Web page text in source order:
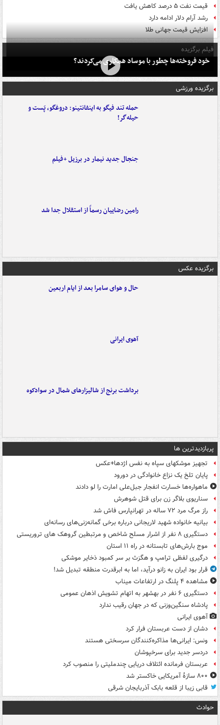
قیمت نفت ۵ درصد کاهش یافت
رشد آرام دلار ادامه دارد
افزایش قیمت جهانی طلا
فیلم برگزیده
خود فروخته‌ها چطور با موساد همکاری می‌کردند؟
برگزیده ورزشی
حمله تند فیگو به اینفانتینو: دروغگو، پَست‌ و
حیله‌گر!
جنجال جدید نیمار در برزیل +فیلم
رامین رضاییان رسماً از استقلال جدا شد
برگزیده عکس
حال و هوای سامرا بعد از ایام اربعین
آهوی ایرانی
برداشت برنج از شالیزارهای شمال در سوادکوه
پربازدیدترین ها
تجهیز موشکهای سپاه به نفس اژدها+عکس
پایان تلخ یک نزاع خانوادگی در دورود
ماهواره‌ها خسارت انفجار جبل‌علی امارت را لو دادند
سناریوی بلاگر زن برای قتل شوهرش
راز مرگ مرد ۷۲ ساله در تهرانپارس فاش شد
بیانیه خانواده شهید لاریجانی درباره برخی گمانه‌زنی‌های رسانه‌ای
دستگیری ۸ نفر از اشرار مسلح شاخص و مرتبطین گروهک های تروریستی
موج بارش‌های تابستانه در راه ۱۱ استان
درگیری لفظی ترامپ و هگزث بر سر کمبود ذخایر موشکی
قرار بود ایران به زانو درآید، اما به ابرقدرت منطقه تبدیل شد!
مشاهده ۴ پلنگ در ارتفاعات میناب
دستگیری ۶ نفر در بهشهر به اتهام تشویش اذهان عمومی
پادشاه سنگین‌وزنی که در جهان رقیب ندارد
آهوی ایرانی
دشان از دست عربستان فرار کرد
ونس: ایرانی‌ها مذاکره‌کنندگان سرسختی هستند
دردسر جدید برای سرخپوشان
عربستان فرمانده ائتلاف دریایی چندملیتی را منصوب کرد
۸۰۰ سازۀ آمریکایی خاکستر شد
قابی زیبا از قلعه بابک آذربایجان شرقی
حوادث